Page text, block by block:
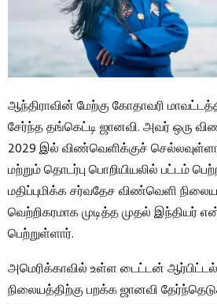
ஆந்திராவின் மேற்கு கோதாவரி
சேர்ந்த தங்கெட்டி ஜானவி. அவர் ஒரு
2029 இல் விண்வெளிக்குச்
மற்றும் தொடர்பு பொறியியலில் பட்டம்
மதிப்புமிக்க சர்வதேச விண்வெளி
வெற்றிகரமாக முடித்த முதல் இந்தியர்
பெற்றுள்ளார்.
அமெரிக்காவில் உள்ள டைட்டன்
நிலையத்திற்கு பறக்க ஜானவி